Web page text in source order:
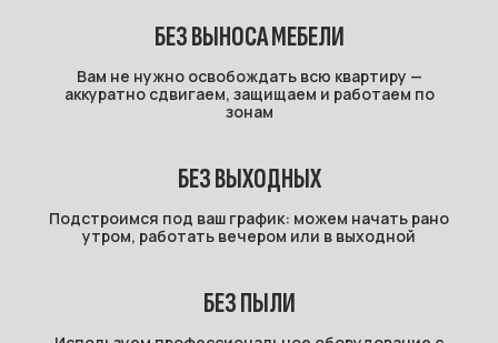
БЕЗ ВЫНОСА МЕБЕЛИ
Вам не нужно освобождать всю квартиру —
аккуратно сдвигаем, защищаем и работаем по
зонам
БЕЗ ВЫХОДНЫХ
Подстроимся под ваш график: можем начать рано
утром, работать вечером или в выходной
БЕЗ ПЫЛИ